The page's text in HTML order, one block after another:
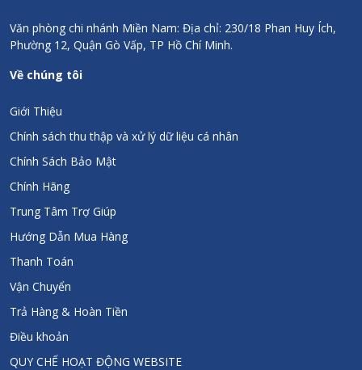
Văn phòng chi nhánh Miền Nam: Địa chỉ: 230/18 Phan Huy Ích,
Phường 12, Quận Gò Vấp, TP Hồ Chí Minh.
Về chúng tôi
Giới Thiệu
Chính sách thu thập và xử lý dữ liệu cá nhân
Chính Sách Bảo Mật
Chính Hãng
Trung Tâm Trợ Giúp
Hướng Dẫn Mua Hàng
Thanh Toán
Vận Chuyển
Trả Hàng & Hoàn Tiền
Điều khoản
QUY CHẾ HOẠT ĐỘNG WEBSITE